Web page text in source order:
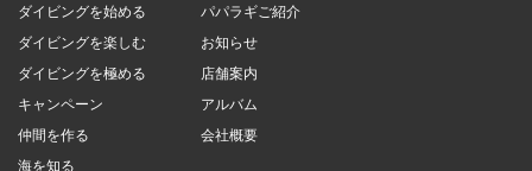
ダイビングを始める
ダイビングを楽しむ
ダイビングを極める
キャンペーン
仲間を作る
海を知る
パパラギご紹介
お知らせ
店舗案内
アルバム
会社概要